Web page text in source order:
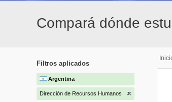
Compará dónde
Filtros aplicados
Argentina
Dirección de Recursos Humanos